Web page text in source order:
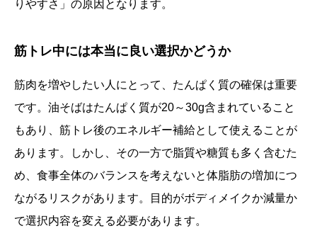
りやすさ」の原因となります。
筋トレ中には本当に良い選択かどうか
筋肉を増やしたい人にとって、たんぱく質の確保は重要
です。油そばはたんぱく質が20～30g含まれていること
もあり、筋トレ後のエネルギー補給として使えることが
あります。しかし、その一方で脂質や糖質も多く含むた
め、食事全体のバランスを考えないと体脂肪の増加につ
ながるリスクがあります。目的がボディメイクか減量か
で選択内容を変える必要があります。